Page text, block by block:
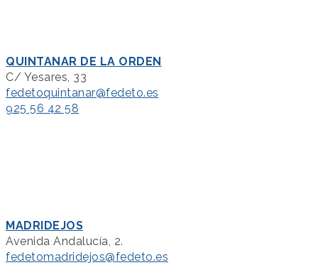
QUINTANAR DE LA ORDEN
C/ Yesares, 33
fedetoquintanar@fedeto.es
925 56 42 58
MADRIDEJOS
Avenida Andalucía, 2.
fedetomadridejos@fedeto.es